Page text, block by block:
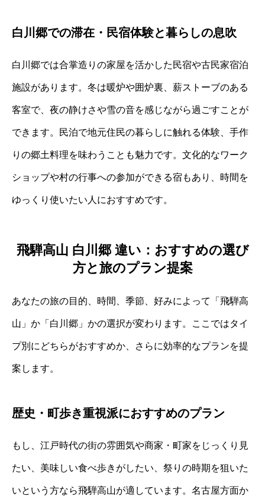
白川郷での滞在・民宿体験と暮らしの息吹
白川郷では合掌造りの家屋を活かした民宿や古民家宿泊
施設があります。冬は暖炉や囲炉裏、薪ストーブのある
客室で、夜の静けさや雪の音を感じながら過ごすことが
できます。民泊で地元住民の暮らしに触れる体験、手作
りの郷土料理を味わうことも魅力です。文化的なワーク
ショップや村の行事への参加ができる宿もあり、時間を
ゆっくり使いたい人におすすめです。
飛騨高山 白川郷 違い：おすすめの選び
方と旅のプラン提案
あなたの旅の目的、時間、季節、好みによって「飛騨高
山」か「白川郷」かの選択が変わります。ここではタイ
プ別にどちらがおすすめか、さらに効率的なプランを提
案します。
歴史・町歩き重視派におすすめのプラン
もし、江戸時代の街の雰囲気や商家・町家をじっくり見
たい、美味しい食べ歩きがしたい、祭りの時期を狙いた
いという方なら飛騨高山が適しています。名古屋方面か